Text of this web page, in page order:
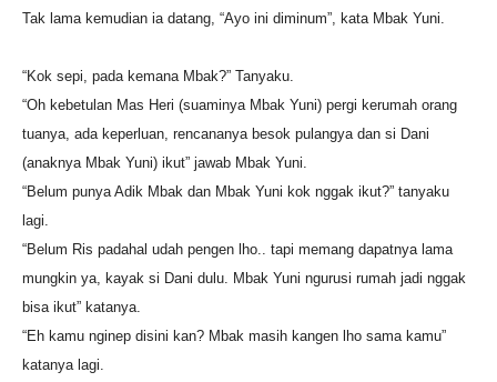
Tak lama kemudian ia datang, “Ayo ini diminum”, kata Mbak Yuni.
“Kok sepi, pada kemana Mbak?” Tanyaku.
“Oh kebetulan Mas Heri (suaminya Mbak Yuni) pergi kerumah orang
tuanya, ada keperluan, rencananya besok pulangya dan si Dani
(anaknya Mbak Yuni) ikut” jawab Mbak Yuni.
“Belum punya Adik Mbak dan Mbak Yuni kok nggak ikut?” tanyaku
lagi.
“Belum Ris padahal udah pengen lho.. tapi memang dapatnya lama
mungkin ya, kayak si Dani dulu. Mbak Yuni ngurusi rumah jadi nggak
bisa ikut” katanya.
“Eh kamu nginep disini kan? Mbak masih kangen lho sama kamu”
katanya lagi.